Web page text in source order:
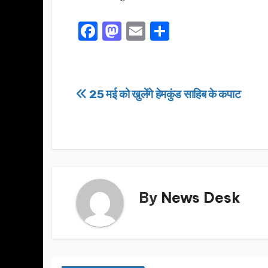
F
e
o
M
o
n
E
e
Post
25 मई को खुलेंगे हेमकुंड साहिब के कपाट
By News Desk